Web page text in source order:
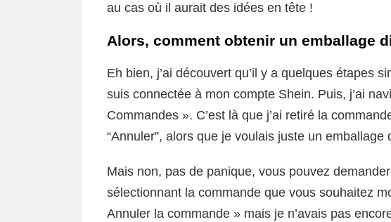
au cas où il aurait des idées en tête !
Alors, comment obtenir un emballage
Eh bien, j’ai découvert qu’il y a quelques étapes
suis connectée à mon compte Shein. Puis, j’ai
Commandes ». C’est là que j’ai retiré la
“Annuler”, alors que je voulais juste un emballage
Mais non, pas de panique, vous pouvez
sélectionnant la commande que vous souhaitez
Annuler la commande » mais je n’avais pas